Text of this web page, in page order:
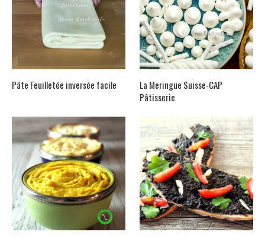
Pâte Feuilletée inversée facile
La Meringue Suisse-CAP
Pâtisserie